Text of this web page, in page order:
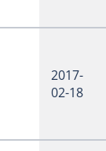
2017-
02-18